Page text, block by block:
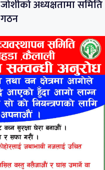
जोशीको अध्यक्षतामा समिति
गठन